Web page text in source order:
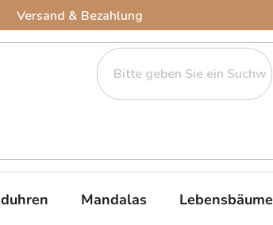
Versand & Bezahlung
Mandalas Lebensbäume